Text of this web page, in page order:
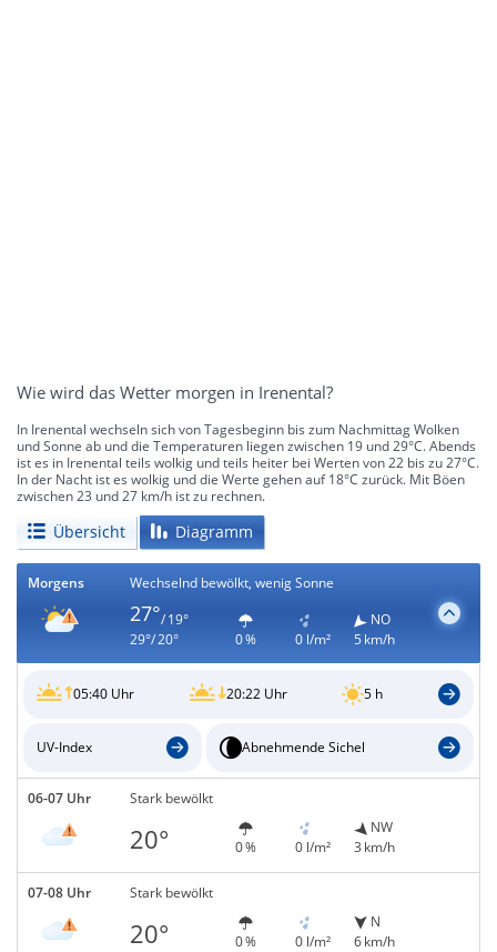
Wie wird das Wetter morgen in Irenental?
In Irenental wechseln sich von Tagesbeginn bis zum Nachmittag Wolken
und Sonne ab und die Temperaturen liegen zwischen 19 und 29°C. Abends
ist es in Irenental teils wolkig und teils heiter bei Werten von 22 bis zu 27°C.
In der Nacht ist es wolkig und die Werte gehen auf 18°C zurück. Mit Böen
zwischen 23 und 27 km/h ist zu rechnen.
Übersicht Diagramm
Morgens Wechselnd bewölkt, wenig Sonne
27°/ 19°
29°/ 20°
0 % 0 l/m²
NO
5 km/h
05:40 Uhr 20:22 Uhr 5 h
UV-Index Abnehmende Sichel
06-07 Uhr Stark bewölkt
20° 0 % 0 l/m²
NW
3 km/h
07-08 Uhr Stark bewölkt
20° 0 % 0 l/m²
N
6 km/h